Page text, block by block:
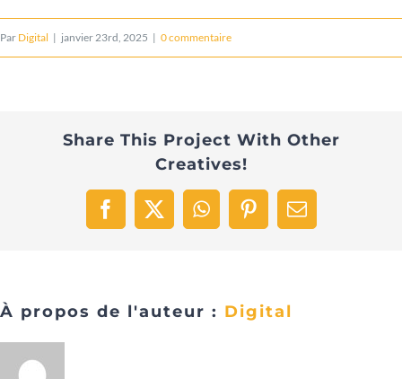
Par Digital | janvier 23rd, 2025 | 0 commentaire
Share This Project With Other
Creatives!
Facebook
X WhatsAppPinterestEmail
À propos de l'auteur : Digital